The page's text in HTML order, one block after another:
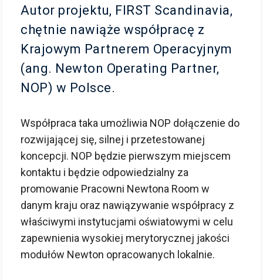
Autor projektu, FIRST Scandinavia,
chętnie nawiąże współpracę z
Krajowym Partnerem Operacyjnym
(ang. Newton Operating Partner,
NOP) w Polsce.
Współpraca taka umożliwia NOP dołączenie do
rozwijającej się, silnej i przetestowanej
koncepcji. NOP będzie pierwszym miejscem
kontaktu i będzie odpowiedzialny za
promowanie Pracowni Newtona Room w
danym kraju oraz nawiązywanie współpracy z
właściwymi instytucjami oświatowymi w celu
zapewnienia wysokiej merytorycznej jakości
modułów Newton opracowanych lokalnie.